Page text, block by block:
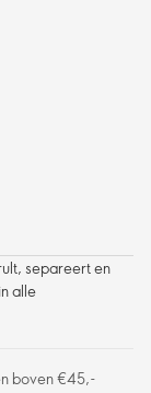
separeert en
alle
boven €45,-